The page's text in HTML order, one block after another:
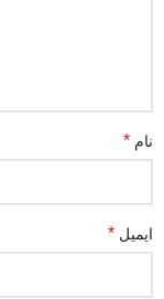
نام *
ایمیل *